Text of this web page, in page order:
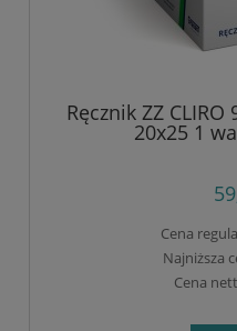
Ręcznik ZZ CLIRO
20x25 1
Cena
Najniższa
Cena